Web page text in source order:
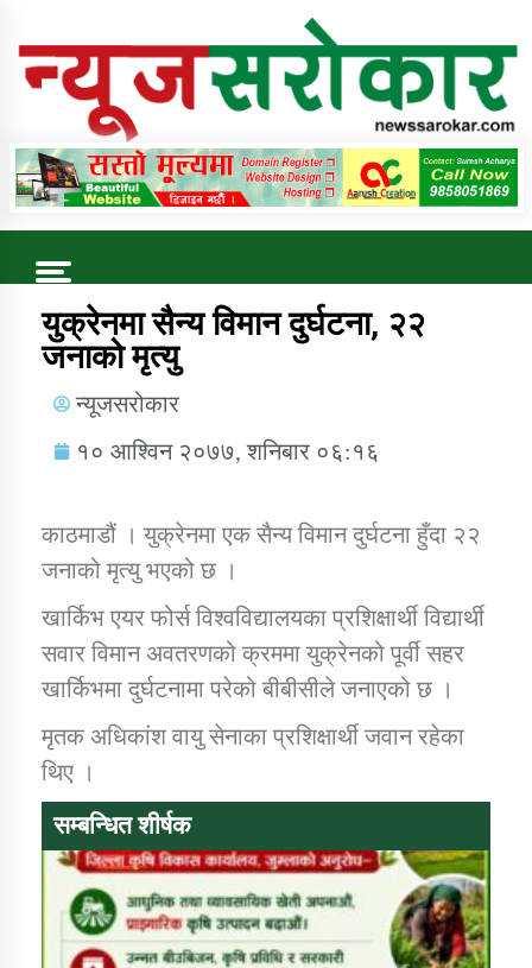
Online News Portal
Trending Now
कुषि बिकास कार्यालय जुम्ला सुचना सन्देश
डिभिजन कार्यालय जुम्लाको सुचना सन्देश
कर्णाली प्रविधि शिक्षालय जुम्लाको सुचना
सामाजिक बिकास कार्यालय जुम्लाकाे सुचना
युक्रेनमा सैन्य विमान दुर्घटना, २२
जनाको मृत्यु
न्यूजसरोकार
१० आश्विन २०७७, शनिबार ०६:१६
काठमाडौं । युक्रेनमा एक सैन्य विमान दुर्घटना हुँदा २२
जनाको मृत्यु भएको छ ।
खार्किभ एयर फोर्स विश्वविद्यालयका प्रशिक्षार्थी विद्यार्थी
सवार विमान अवतरणको क्रममा युक्रेनको पूर्वी सहर
खार्किभमा दुर्घटनामा परेको बीबीसीले जनाएको छ ।
मृतक अधिकांश वायु सेनाका प्रशिक्षार्थी जवान रहेका
थिए ।
सम्बन्धित शीर्षक